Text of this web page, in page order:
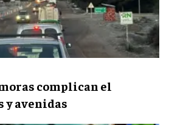
complican el
y avenidas